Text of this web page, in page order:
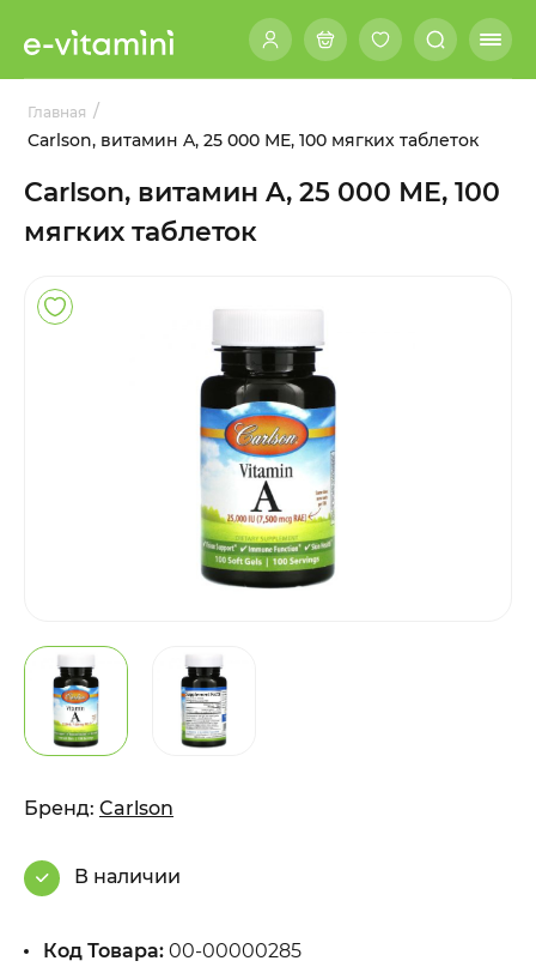
Главная /
Carlson, витамин A, 25 000 МЕ, 100 мягких таблеток
Carlson, витамин A, 25 000 МЕ, 100
мягких таблеток
Бренд: Carlson
В наличии
Код Товара: 00-00000285